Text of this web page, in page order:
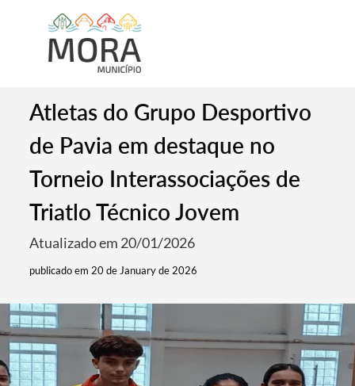
Atletas do Grupo Desportivo
de Pavia em destaque no
Torneio Interassociações de
Triatlo Técnico Jovem
Atualizado em 20/01/2026
publicado em 20 de January de 2026